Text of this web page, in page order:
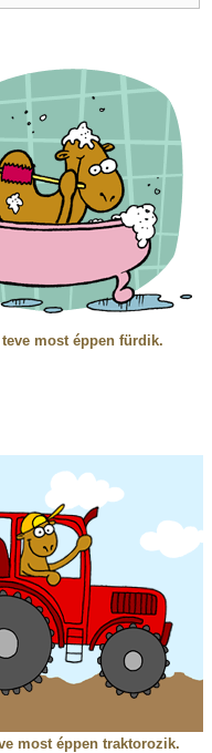
teve most éppen fürdik.
most éppen traktorozik.